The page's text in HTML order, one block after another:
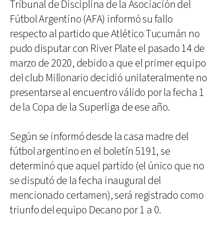
Tribunal de Disciplina de la Asociación del
Fútbol Argentino (AFA) informó su fallo
respecto al partido que Atlético Tucumán no
pudo disputar con River Plate el pasado 14 de
marzo de 2020, debido a que el primer equipo
del club Millonario decidió unilateralmente no
presentarse al encuentro válido por la fecha 1
de la Copa de la Superliga de ese año.
Según se informó desde la casa madre del
fútbol argentino en el boletín 5191, se
determinó que aquel partido (el único que no
se disputó de la fecha inaugural del
mencionado certamen), será registrado como
triunfo del equipo Decano por 1 a 0.